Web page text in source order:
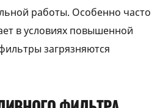
работы. Особенно часто
в условиях повышенной
загрязняются